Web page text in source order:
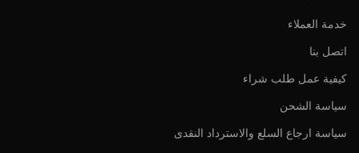
خدمة العملاء
اتصل بنا
كيفية عمل طلب شراء
سياسة الشحن
سياسة ارجاع السلع والاسترداد النقدى